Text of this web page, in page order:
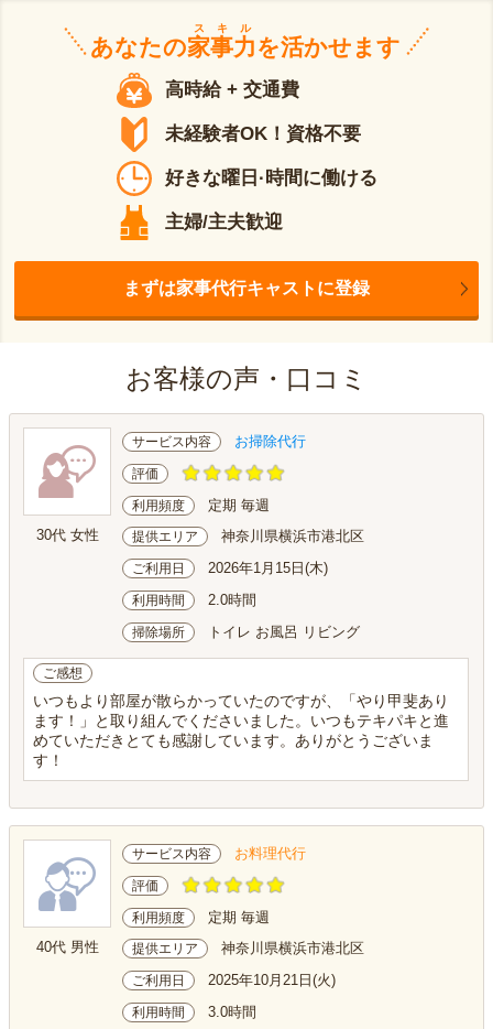
あなたの家事力
スキル
を活かせます
高時給 + 交通費
未経験者OK！資格不要
好きな曜日·時間に働ける
主婦/主夫歓迎
まずは家事代行キャストに登録
お客様の声・口コミ
30代 女性
サービス内容 お掃除代行
評価
利用頻度 定期 毎週
提供エリア 神奈川県横浜市港北区
ご利用日 2026年1月15日(木)
利用時間 2.0時間
掃除場所 トイレ お風呂 リビング
ご感想
いつもより部屋が散らかっていたのですが、「やり甲斐あり
ます！」と取り組んでくださいました。いつもテキパキと進
めていただきとても感謝しています。ありがとうございま
す！
40代 男性
サービス内容 お料理代行
評価
利用頻度 定期 毎週
提供エリア 神奈川県横浜市港北区
ご利用日 2025年10月21日(火)
利用時間 3.0時間